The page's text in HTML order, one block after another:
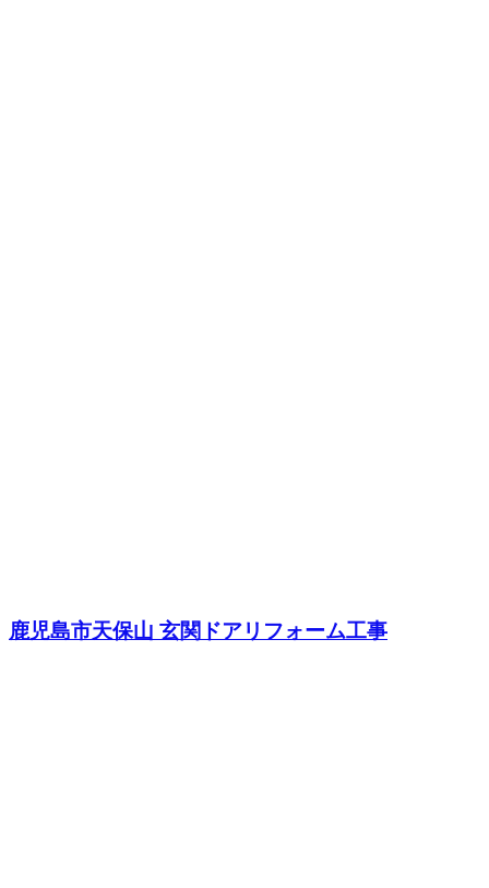
鹿児島市天保山 玄関ドアリフォーム工事